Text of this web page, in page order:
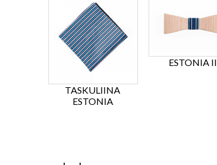
TASKULIINA
ESTONIA
ESTONIA II